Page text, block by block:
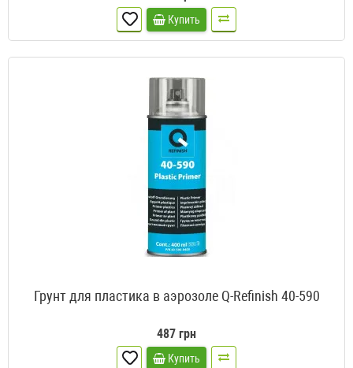
Купить
Грунт для пластика в аэрозоле Q-Refinish 40-590
487 грн
Купить